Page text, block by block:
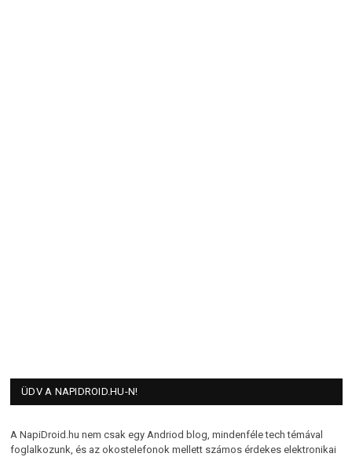
ÜDV A NAPIDROID.HU-N!
A NapiDroid.hu nem csak egy Andriod blog, mindenféle tech témával
foglalkozunk, és az okostelefonok mellett számos érdekes elektronikai